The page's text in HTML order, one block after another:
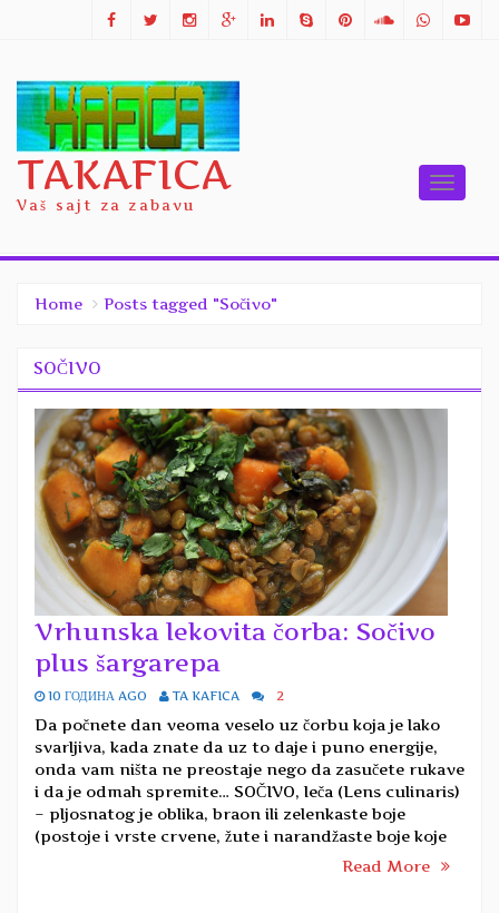
TAKAFICA
Vaš sajt za zabavu
Toggle
Home Posts tagged "Sočivo"
SOČIVO
Vrhunska lekovita čorba: Sočivo
plus šargarepa
10 ГОДИНА AGO TA KAFICA 2
Da počnete dan veoma veselo uz čorbu koja je lako
svarljiva, kada znate da uz to daje i puno energije,
onda vam ništa ne preostaje nego da zasučete rukave
i da je odmah spremite… SOČIVO, leča (Lens culinaris)
– pljosnatog je oblika, braon ili zelenkaste boje
(postoje i vrste crvene, žute i narandžaste boje koje
Read More